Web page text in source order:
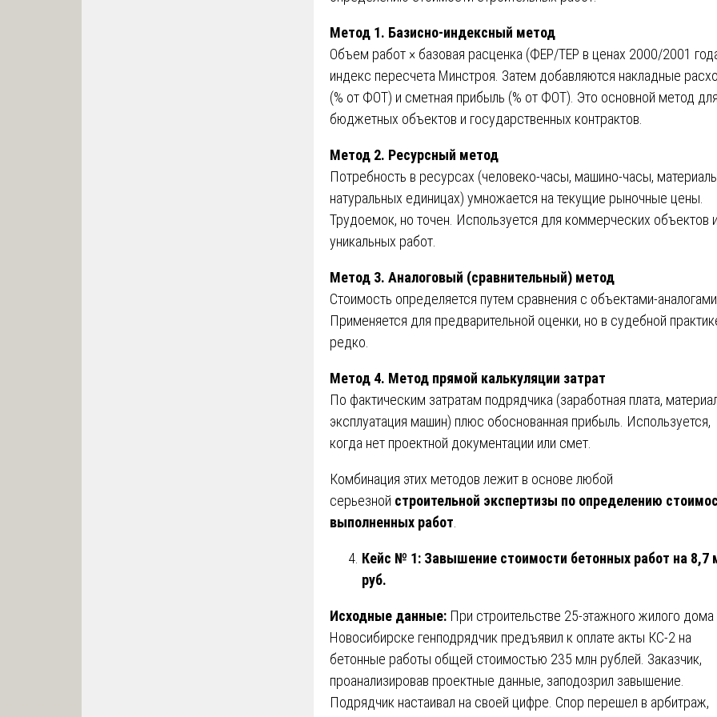
Метод 1. Базисно-индексный метод
Объем работ × базовая расценка (ФЕР/ТЕР в ценах 2000/2001
индекс пересчета Минстроя. Затем добавляются накладные
(% от ФОТ) и сметная прибыль (% от ФОТ). Это основной метод для
бюджетных объектов и государственных контрактов.
Метод 2. Ресурсный метод
Потребность в ресурсах (человеко-часы, машино-часы,
натуральных единицах) умножается на текущие рыночные цены.
Трудоемок, но точен. Используется для коммерческих объектов и
уникальных работ.
Метод 3. Аналоговый (сравнительный) метод
Стоимость определяется путем сравнения с объектами-аналогами.
Применяется для предварительной оценки, но в судебной
редко.
Метод 4. Метод прямой калькуляции затрат
По фактическим затратам подрядчика (заработная плата,
эксплуатация машин) плюс обоснованная прибыль. Используется,
когда нет проектной документации или смет.
Комбинация этих методов лежит в основе любой
серьезной строительной экспертизы по определению
выполненных работ
Кейс № 1: Завышение стоимости бетонных работ на 8,7
руб.
Исходные данные: При строительстве 25-этажного жилого дома
Новосибирске генподрядчик предъявил к оплате акты КС-2 на
бетонные работы общей стоимостью 235 млн рублей. Заказчик,
проанализировав проектные данные, заподозрил завышение.
Подрядчик настаивал на своей цифре. Спор перешел в арбитраж,